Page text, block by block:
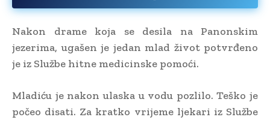
Nakon drame koja se desila na Panonskim
jezerima, ugašen je jedan mlad život potvrđeno
je iz Službe hitne medicinske pomoći.
Mladiću je nakon ulaska u vodu pozlilo. Teško je
počeo disati. Za kratko vrijeme ljekari iz Službe